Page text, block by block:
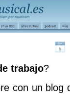
trabajo?
con un